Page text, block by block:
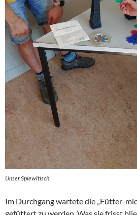
Unser Spiewltisch
Im Durchgang wartete die „Fütter-